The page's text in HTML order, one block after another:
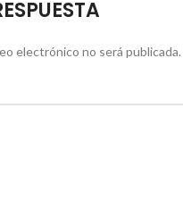
electrónico no será publicada.